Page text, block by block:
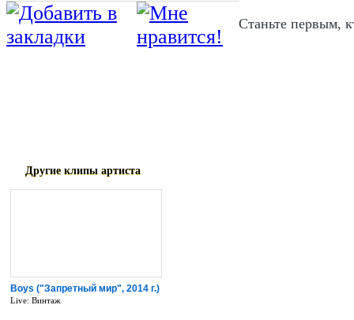
Станьте первым,
Другие клипы артиста
Boys ("Запретный мир", 2014 г.)
Live: Винтаж